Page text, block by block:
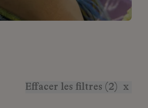
Effacer les filtres (2) x